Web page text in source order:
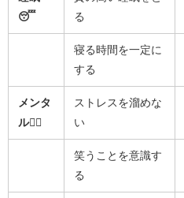
😴
る
寝る時間を一定に
する
メンタ
ル🧘‍♂️
ストレスを溜めな
い
笑うことを意識す
る